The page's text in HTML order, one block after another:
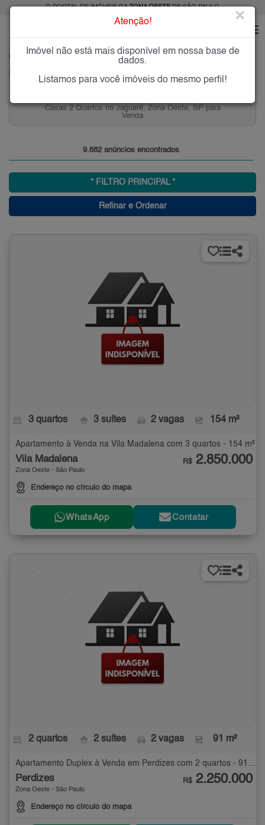
O PORTAL DE IMÓVEIS DAZONA OESTEDE SÃO PAULO
Imóveis à Venda ou para Alugar na Zona Oeste de São Paulo
Casas 2 Quartos no Jaguaré, Zona Oeste, SP para
Venda
9.682 anúncios encontrados
* FILTRO PRINCIPAL *
Refinar e Ordenar
3 quartos 3 suítes 2 vagas 154 m²
Apartamento à Venda na Vila Madalena com 3 quartos - 154 m²
Vila Madalena
Zona Oeste - São Paulo
Endereço no círculo do mapa
R$ 2.850.000
WhatsApp Contatar
2 quartos 2 suítes 2 vagas 91 m²
Apartamento Duplex à Venda em Perdizes com 2 quartos - 91 m²
Perdizes
Zona Oeste - São Paulo
Endereço no círculo do mapa
R$ 2.250.000
Atenção! ×
Imóvel não está mais disponível em nossa base de
dados.
Listamos para você imóveis do mesmo perfil!